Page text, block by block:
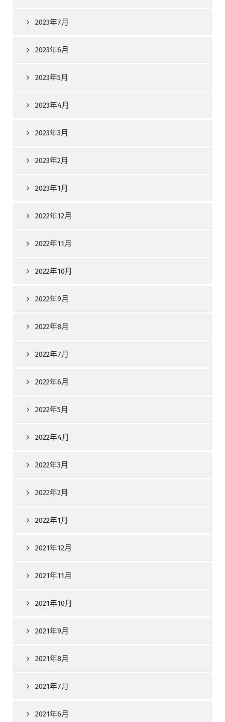
2023年7月
2023年6月
2023年5月
2023年4月
2023年3月
2023年2月
2023年1月
2022年12月
2022年11月
2022年10月
2022年9月
2022年8月
2022年7月
2022年6月
2022年5月
2022年4月
2022年3月
2022年2月
2022年1月
2021年12月
2021年11月
2021年10月
2021年9月
2021年8月
2021年7月
2021年6月